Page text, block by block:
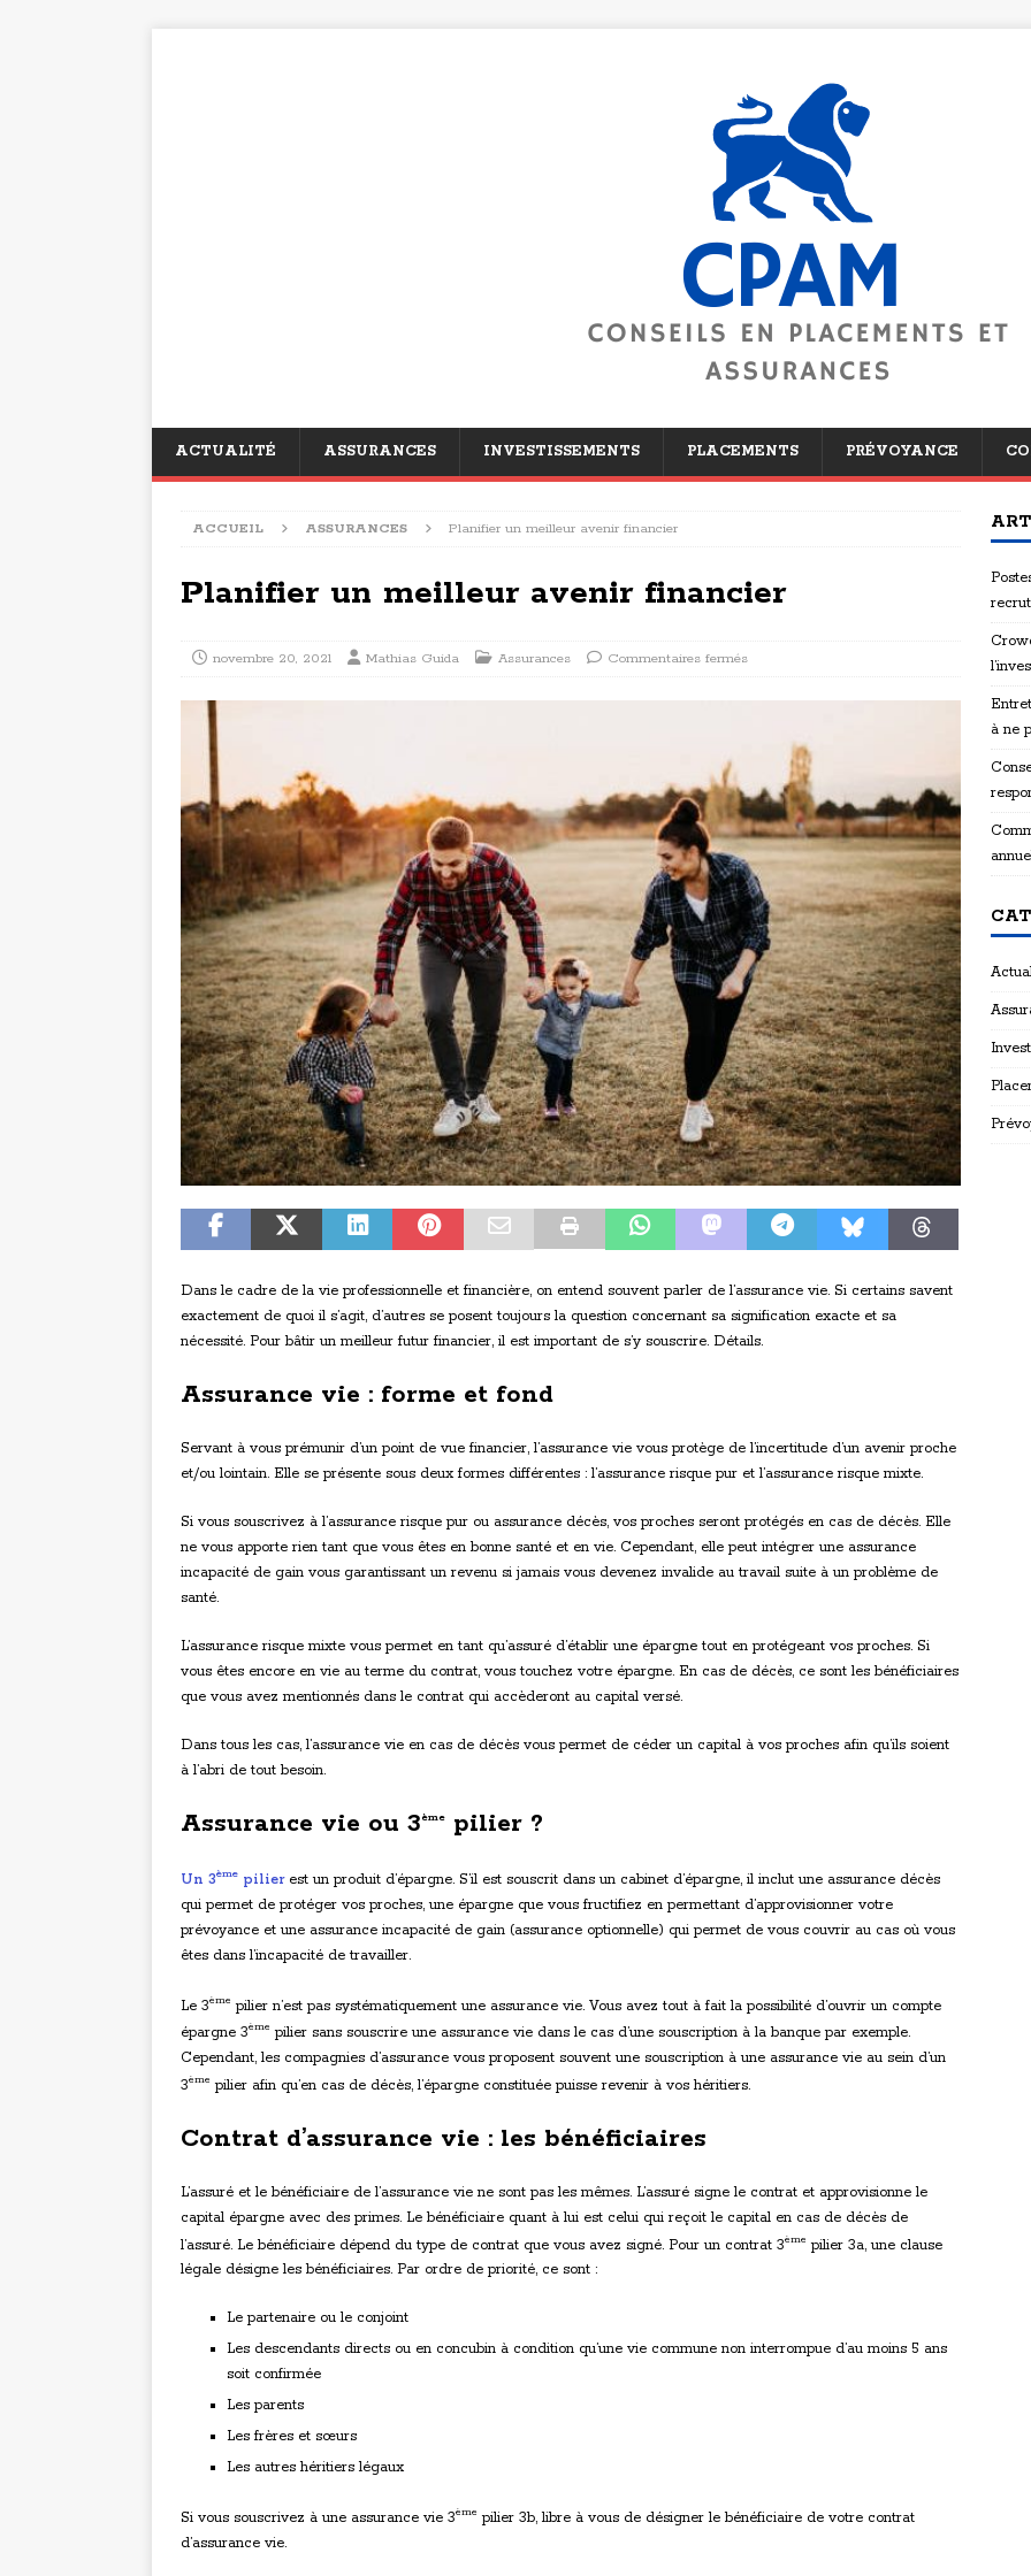
ACTUALITÉ ASSURANCES INVESTISSEMENTS PLACEMENTS PRÉVOYANCE
ACCUEIL ASSURANCES Planifier un meilleur avenir financier
Planifier un meilleur avenir financier
novembre 20, 2021 Mathias Guida Assurances Commentaires fermés
Dans le cadre de la vie professionnelle et financière, on entend souvent parler de l’assurance vie. Si certains savent
exactement de quoi il s’agit, d’autres se posent toujours la question concernant sa signification exacte et sa
nécessité. Pour bâtir un meilleur futur financier, il est important de s’y souscrire. Détails.
Assurance vie : forme et fond
Servant à vous prémunir d’un point de vue financier, l’assurance vie vous protège de l’incertitude d’un avenir proche
et/ou lointain. Elle se présente sous deux formes différentes : l’assurance risque pur et l’assurance risque mixte.
Si vous souscrivez à l’assurance risque pur ou assurance décès, vos proches seront protégés en cas de décès. Elle
ne vous apporte rien tant que vous êtes en bonne santé et en vie. Cependant, elle peut intégrer une assurance
incapacité de gain vous garantissant un revenu si jamais vous devenez invalide au travail suite à un problème de
santé.
L’assurance risque mixte vous permet en tant qu’assuré d’établir une épargne tout en protégeant vos proches. Si
vous êtes encore en vie au terme du contrat, vous touchez votre épargne. En cas de décès, ce sont les bénéficiaires
que vous avez mentionnés dans le contrat qui accèderont au capital versé.
Dans tous les cas, l’assurance vie en cas de décès vous permet de céder un capital à vos proches afin qu’ils soient
à l’abri de tout besoin.
Assurance vie ou 3ème pilier ?
Un 3ème pilierest un produit d’épargne. S’il est souscrit dans un cabinet d’épargne, il inclut une assurance décès
qui permet de protéger vos proches, une épargne que vous fructifiez en permettant d’approvisionner votre
prévoyance et une assurance incapacité de gain (assurance optionnelle) qui permet de vous couvrir au cas où vous
êtes dans l’incapacité de travailler.
Le 3ème pilier n’est pas systématiquement une assurance vie. Vous avez tout à fait la possibilité d’ouvrir un compte
épargne 3ème pilier sans souscrire une assurance vie dans le cas d’une souscription à la banque par exemple.
Cependant, les compagnies d’assurance vous proposent souvent une souscription à une assurance vie au sein d’un
3ème pilier afin qu’en cas de décès, l’épargne constituée puisse revenir à vos héritiers.
Contrat d’assurance vie : les bénéficiaires
L’assuré et le bénéficiaire de l’assurance vie ne sont pas les mêmes. L’assuré signe le contrat et approvisionne le
capital épargne avec des primes. Le bénéficiaire quant à lui est celui qui reçoit le capital en cas de décès de
l’assuré. Le bénéficiaire dépend du type de contrat que vous avez signé. Pour un contrat 3ème pilier 3a, une clause
légale désigne les bénéficiaires. Par ordre de priorité, ce sont :
Le partenaire ou le conjoint
Les descendants directs ou en concubin à condition qu’une vie commune non interrompue d’au moins 5 ans
soit confirmée
Les parents
Les frères et sœurs
Les autres héritiers légaux
Si vous souscrivez à une assurance vie 3ème pilier 3b, libre à vous de désigner le bénéficiaire de votre contrat
d’assurance vie.
à ne